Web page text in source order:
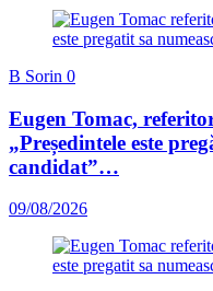
B Sorin 0
Eugen Tomac,
„Președintele este
candidat”…
09/08/2026